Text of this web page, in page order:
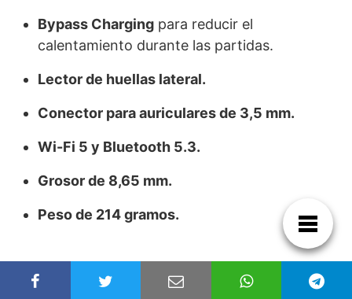
Bypass Charging para reducir el
calentamiento durante las partidas.
Lector de huellas lateral.
Conector para auriculares de 3,5 mm.
Wi-Fi 5 y Bluetooth 5.3.
Grosor de 8,65 mm.
Peso de 214 gramos.
Precio y conversión a